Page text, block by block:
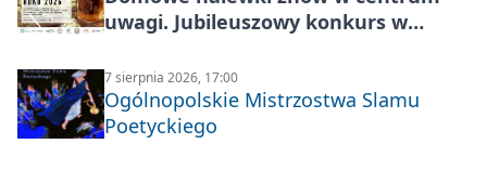
uwagi. Jubileuszowy konkurs w
7 sierpnia 2026, 17:00
Ogólnopolskie Mistrzostwa Slamu
Poetyckiego